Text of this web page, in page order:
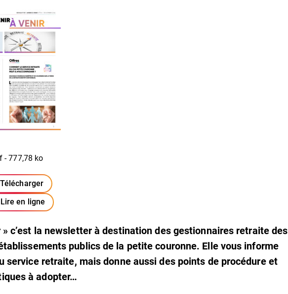
- 777,78 ko
Télécharger
(ouverture dans un nouvel onglet)
Lire en ligne
» c’est la newsletter à destination des gestionnaires retraite des
publics de la petite couronne. Elle vous informe
service retraite, mais donne aussi des points de procédure et
à adopter…